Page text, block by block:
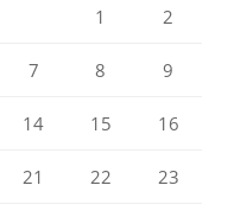
1 2
7 8 9
14 15 16
21 22 23